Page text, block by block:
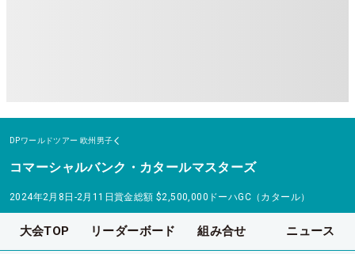
DPワールドツアー 欧州男子
コマーシャルバンク・カタールマスターズ
2024年2月8日-2月11日賞金総額 $2,500,000 ドーハGC（カタール）
大会TOP リーダーボード 組み合せ ニュース